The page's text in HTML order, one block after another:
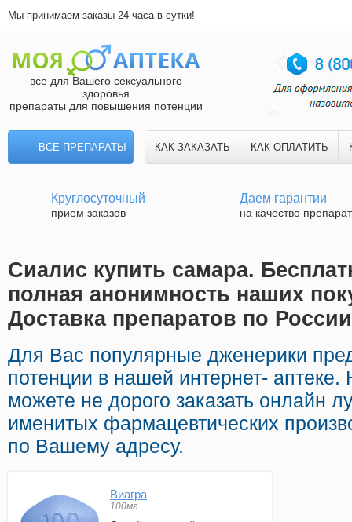
Мы принимаем заказы 24 часа в сутки!
все для Вашего сексуального
здоровья
препараты для повышения потенции
ВСЕ ПРЕПАРАТЫ КАК ЗАКАЗАТЬ КАК ОПЛАТИТЬ
Круглосуточный
прием заказов
Даем гарантии
на качество
Сиалис купить самара.
полная анонимность наших
Доставка препаратов по России
Для Вас популярные дженерики
потенции в нашей интернет-
можете не дорого заказать онлайн
именитых фармацевтических
по Вашему адресу.
Виагра
100мг